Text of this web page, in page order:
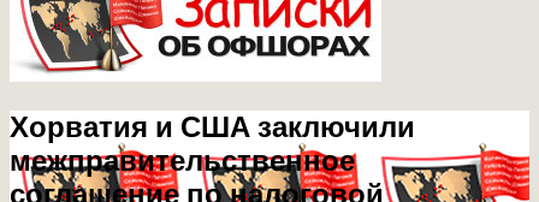
Хорватия и США заключили
межправительственное
соглашение по налоговой